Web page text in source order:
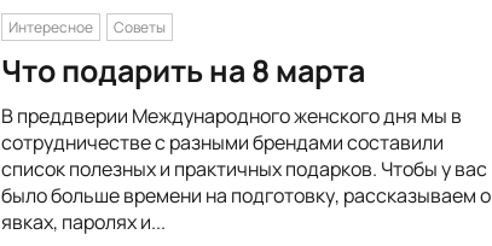
Интересное Советы
Что подарить на 8 марта
В преддверии Международного женского дня мы в
сотрудничестве с разными брендами составили
список полезных и практичных подарков. Чтобы у вас
было больше времени на подготовку, рассказываем о
явках, паролях и...